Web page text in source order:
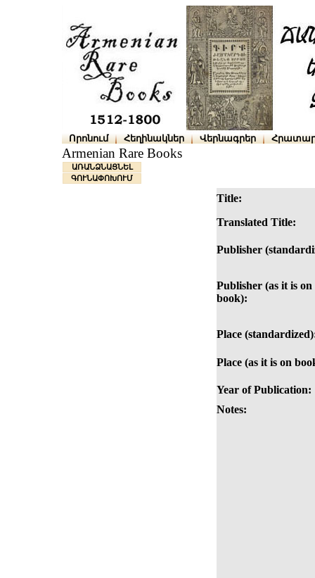
Որոնում Հեղինակներ Վերնագրեր
Armenian Rare Books
ԱՌԱՆՁՆԱՑՆԵԼ
ԳՈՒՆԱՓՈԽՈՒՄ
Title:
Translated Title:
Publisher
Publisher (as it is on
book):
Place
Place (as it is on
Year of Publication:
Notes: